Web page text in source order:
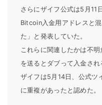
さらにザイフ公式は5月11
Bitcoin入金用アドレスと
た」と発表していた。
これらに関連したかは不
を送るとダブって入金され
ザイフは5月14日、公式ツ
に重複があったと認めた。